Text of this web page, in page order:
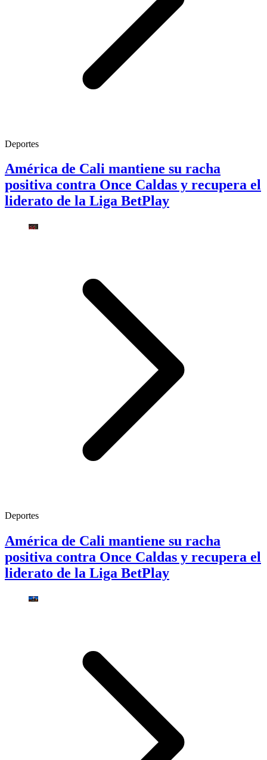
Deportes
América de Cali mantiene su racha
positiva contra Once Caldas y recupera el
liderato de la Liga BetPlay
Deportes
América de Cali mantiene su racha
positiva contra Once Caldas y recupera el
liderato de la Liga BetPlay